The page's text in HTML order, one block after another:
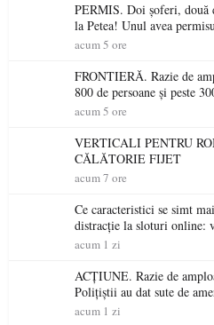
PERMIS. Doi șoferi, două
la Petea! Unul avea
niciodată permis
acum 5 ore
FRONTIERĂ. Razie de
800 de persoane și peste
acum 5 ore
VERTICALI PENTRU
CĂLĂTORIE FIJET
acum 7 ore
Ce caracteristici se simt
distracție la sloturi online:
acum 1 zi
ACȚIUNE. Razie de
Polițiștii au dat sute de
permis într-o singură zi
acum 1 zi